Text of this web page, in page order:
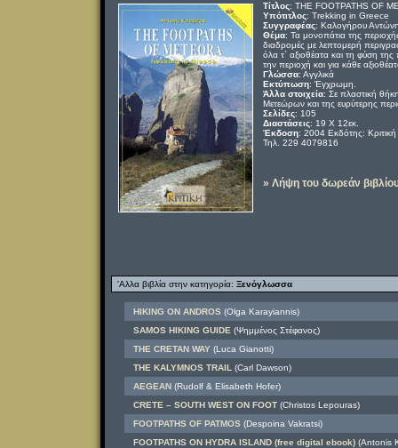
Τίτλος: ΤΗΕ FOOTPATHS OF
Υπότιτλος: Trekking in Greece
Συγγραφέας: Καλογήρου
Θέμα: Τα μονοπάτια της
διαδρομές με λεπτομερή
όλα τ΄ αξιοθέατα και τη φύση
την περιοχή και για κάθε
Γλώσσα: Αγγλικά
Εκτύπωση: Έγχρωμη.
Άλλα στοιχεία: Σε πλαστική
Μετεώρων και της ευρύτερης
Σελίδες: 105
Διαστάσεις: 19 Χ 12εκ.
Έκδοση: 2004 Εκδότης:
Τηλ. 229 4079816
» Λήψη του δωρεάν
'Αλλα βιβλία στην κατηγορία: Ξενόγλωσσα
HIKING ON ANDROS(Olga Karayiannis)
SAMOS HIKING GUIDE (Ψημμένος Στέφανος)
THE CRETAN WAY(Luca Gianotti)
THE KALYMNOS TRAIL (Carl Dawson)
AEGEAN(Rudolf & Elisabeth Hofer)
CRETE – SOUTH WEST ON FOOT(Christos Lepouras)
FOOTPATHS OF PATMOS(Despoina Vakratsi)
FOOTPATHS ON HYDRA ISLAND (free digital ebook)(Antonis